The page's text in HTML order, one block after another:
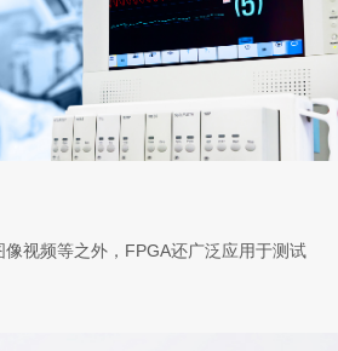
像视频等之外，FPGA还广泛应用于测试